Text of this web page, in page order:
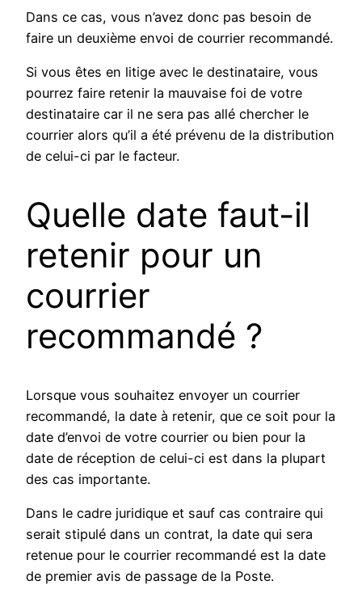
Dans ce cas, vous n’avez donc pas besoin de
faire un deuxième envoi de courrier recommandé.
Si vous êtes en litige avec le destinataire, vous
pourrez faire retenir la mauvaise foi de votre
destinataire car il ne sera pas allé chercher le
courrier alors qu’il a été prévenu de la distribution
de celui-ci par le facteur.
Quelle date faut-il
retenir pour un
courrier
recommandé ?
Lorsque vous souhaitez envoyer un courrier
recommandé, la date à retenir, que ce soit pour la
date d’envoi de votre courrier ou bien pour la
date de réception de celui-ci est dans la plupart
des cas importante.
Dans le cadre juridique et sauf cas contraire qui
serait stipulé dans un contrat, la date qui sera
retenue pour le courrier recommandé est la date
de premier avis de passage de la Poste.